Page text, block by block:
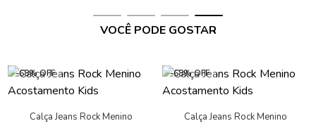
VOCÊ PODE GOSTAR
-68% OFF
Calça Jeans Rock Menino
-68% OFF
Calça Jeans Rock Menino